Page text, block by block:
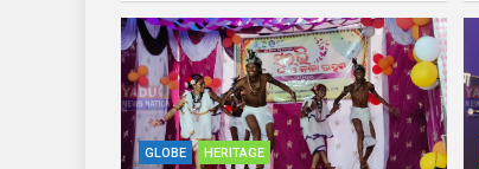
GLOBE HERITAGE